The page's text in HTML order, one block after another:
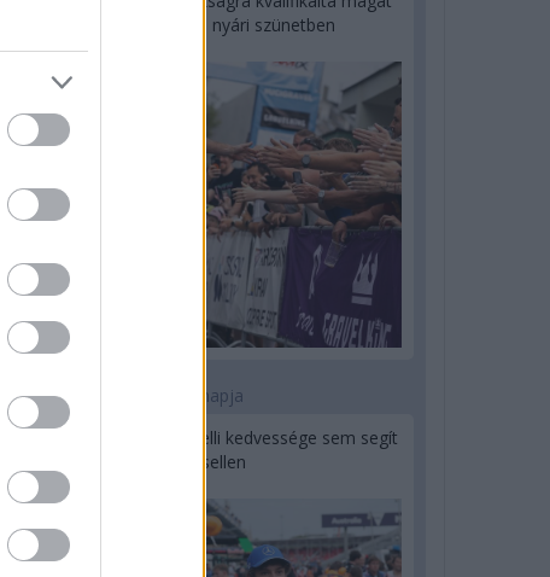
Bottas az F1-es nyári szünetben
1 napja
Montoya szerint Antonelli kedvessége sem segít
Russellen